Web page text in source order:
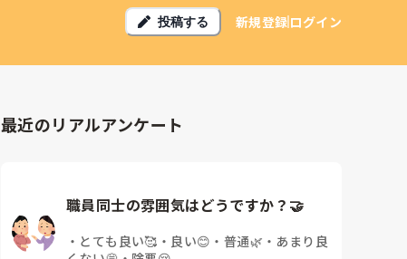
投稿する 新規登録ログイン
最近のリアルアンケート
職員同士の雰囲気はどうですか？🤝
・ とても良い🥰 ・ 良い😊 ・ 普通🌿 ・ あまり良